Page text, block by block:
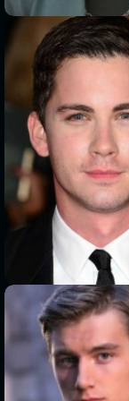
>